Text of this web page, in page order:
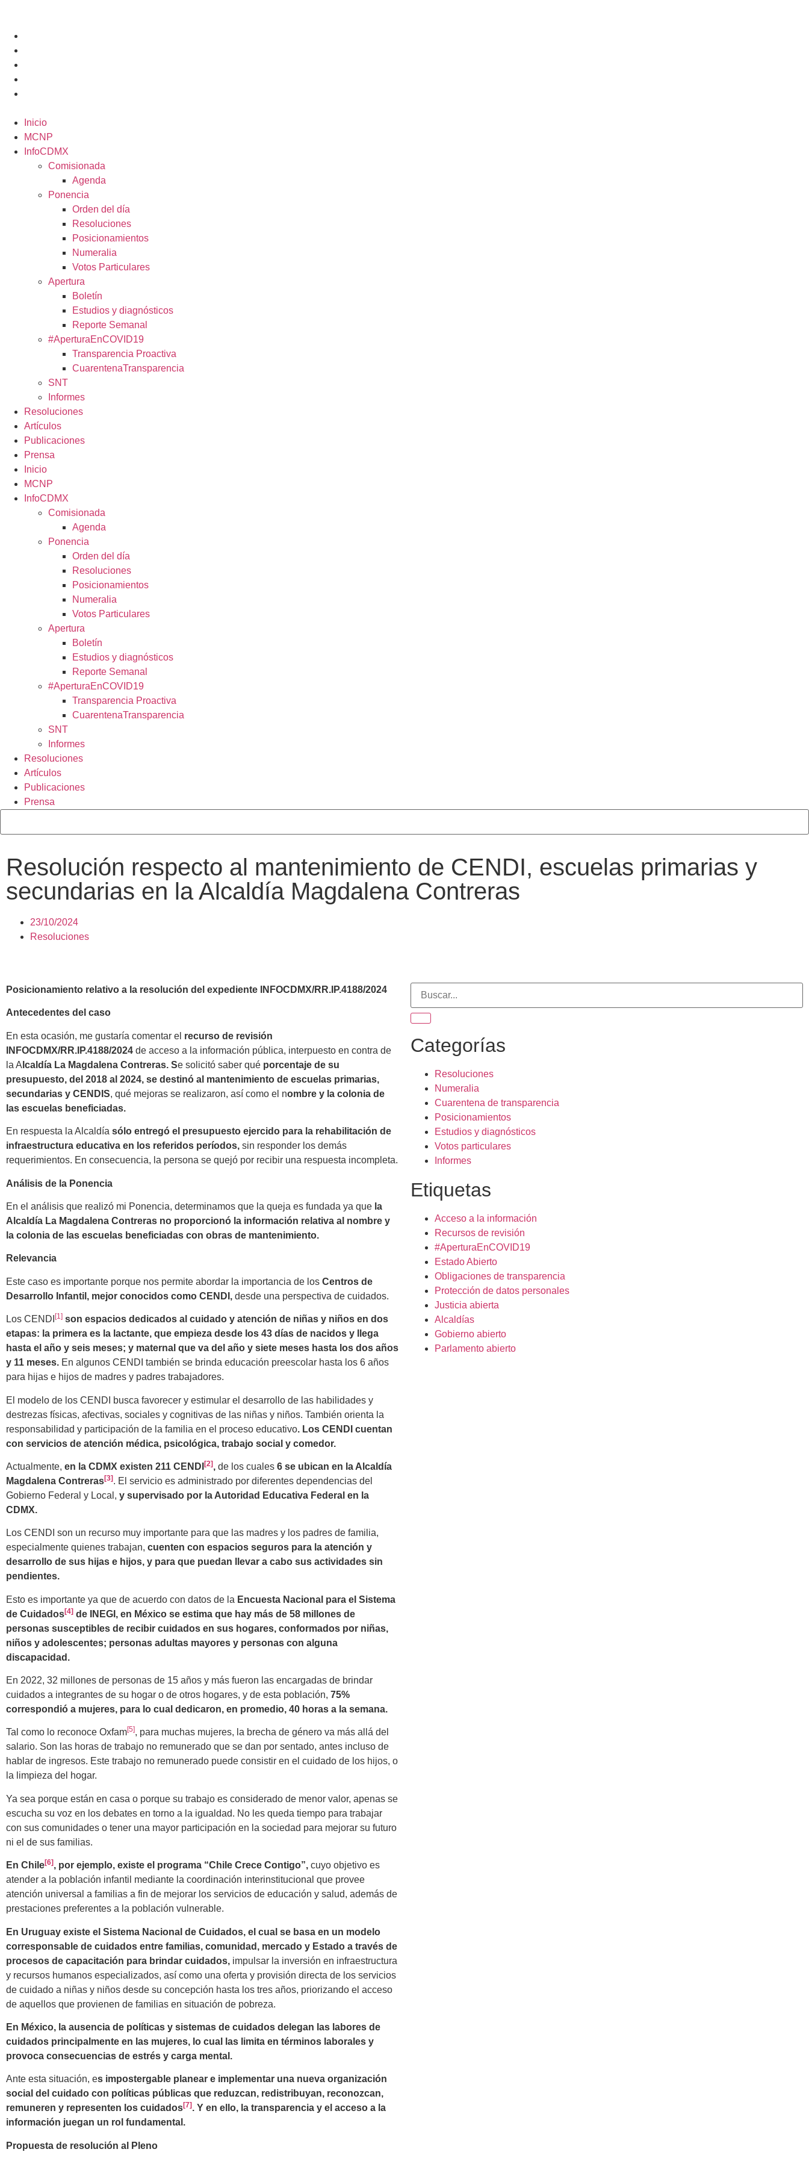
Inicio
MCNP
InfoCDMX
Comisionada
Agenda
Ponencia
Orden del día
Resoluciones
Posicionamientos
Numeralia
Votos Particulares
Apertura
Boletín
Estudios y diagnósticos
Reporte Semanal
#AperturaEnCOVID19
Transparencia Proactiva
CuarentenaTransparencia
SNT
Informes
Resoluciones
Artículos
Publicaciones
Prensa
Inicio
MCNP
InfoCDMX
Comisionada
Agenda
Ponencia
Orden del día
Resoluciones
Posicionamientos
Numeralia
Votos Particulares
Apertura
Boletín
Estudios y diagnósticos
Reporte Semanal
#AperturaEnCOVID19
Transparencia Proactiva
CuarentenaTransparencia
SNT
Informes
Resoluciones
Artículos
Publicaciones
Prensa
Resolución respecto al mantenimiento de CENDI, escuelas primarias y
secundarias en la Alcaldía Magdalena Contreras
23/10/2024
Resoluciones
Posicionamiento relativo a la resolución del expediente INFOCDMX/RR.IP.4188/2024
Antecedentes del caso
En esta ocasión, me gustaría comentar el recurso de revisión
INFOCDMX/RR.IP.4188/2024 de acceso a la información pública, interpuesto en contra de
la A lcaldía La Magdalena Contreras. Se solicitó saber qué porcentaje de su
presupuesto, del 2018 al 2024, se destinó al mantenimiento de escuelas primarias,
secundarias y CENDIS, qué mejoras se realizaron, así como el nombre y la colonia de
las escuelas beneficiadas.
En respuesta la Alcaldía sólo entregó el presupuesto ejercido para la rehabilitación de
infraestructura educativa en los referidos períodos, sin responder los demás
requerimientos. En consecuencia, la persona se quejó por recibir una respuesta incompleta.
Análisis de la Ponencia
En el análisis que realizó mi Ponencia, determinamos que la queja es fundada ya que la
Alcaldía La Magdalena Contreras no proporcionó la información relativa al nombre y
la colonia de las escuelas beneficiadas con obras de mantenimiento.
Relevancia
Este caso es importante porque nos permite abordar la importancia de los Centros de
Desarrollo Infantil, mejor conocidos como CENDI, desde una perspectiva de cuidados.
Los CENDI [1] son espacios dedicados al cuidado y atención de niñas y niños en dos
etapas: la primera es la lactante, que empieza desde los 43 días de nacidos y llega
hasta el año y seis meses; y maternal que va del año y siete meses hasta los dos años
y 11 meses. En algunos CENDI también se brinda educación preescolar hasta los 6 años
para hijas e hijos de madres y padres trabajadores.
El modelo de los CENDI busca favorecer y estimular el desarrollo de las habilidades y
destrezas físicas, afectivas, sociales y cognitivas de las niñas y niños. También orienta la
responsabilidad y participación de la familia en el proceso educativo. Los CENDI cuentan
con servicios de atención médica, psicológica, trabajo social y comedor.
Actualmente, en la CDMX existen 211 CENDI [2] , de los cuales 6 se ubican en la Alcaldía
Magdalena Contreras[3] . El servicio es administrado por diferentes dependencias del
Gobierno Federal y Local, y supervisado por la Autoridad Educativa Federal en la
CDMX.
Los CENDI son un recurso muy importante para que las madres y los padres de familia,
especialmente quienes trabajan, cuenten con espacios seguros para la atención y
desarrollo de sus hijas e hijos, y para que puedan llevar a cabo sus actividades sin
pendientes.
Esto es importante ya que de acuerdo con datos de la Encuesta Nacional para el Sistema
de Cuidados[4] de INEGI, en México se estima que hay más de 58 millones de
personas susceptibles de recibir cuidados en sus hogares, conformados por niñas,
niños y adolescentes; personas adultas mayores y personas con alguna
discapacidad.
En 2022, 32 millones de personas de 15 años y más fueron las encargadas de brindar
cuidados a integrantes de su hogar o de otros hogares, y de esta población, 75%
correspondió a mujeres, para lo cual dedicaron, en promedio, 40 horas a la semana.
Tal como lo reconoce Oxfam[5], para muchas mujeres, la brecha de género va más allá del
salario. Son las horas de trabajo no remunerado que se dan por sentado, antes incluso de
hablar de ingresos. Este trabajo no remunerado puede consistir en el cuidado de los hijos, o
la limpieza del hogar.
Ya sea porque están en casa o porque su trabajo es considerado de menor valor, apenas se
escucha su voz en los debates en torno a la igualdad. No les queda tiempo para trabajar
con sus comunidades o tener una mayor participación en la sociedad para mejorar su futuro
ni el de sus familias.
En Chile[6] , por ejemplo, existe el programa “Chile Crece Contigo”, cuyo objetivo es
atender a la población infantil mediante la coordinación interinstitucional que provee
atención universal a familias a fin de mejorar los servicios de educación y salud, además de
prestaciones preferentes a la población vulnerable.
En Uruguay existe el Sistema Nacional de Cuidados, el cual se basa en un modelo
corresponsable de cuidados entre familias, comunidad, mercado y Estado a través de
procesos de capacitación para brindar cuidados, impulsar la inversión en infraestructura
y recursos humanos especializados, así como una oferta y provisión directa de los servicios
de cuidado a niñas y niños desde su concepción hasta los tres años, priorizando el acceso
de aquellos que provienen de familias en situación de pobreza.
En México, la ausencia de políticas y sistemas de cuidados delegan las labores de
cuidados principalmente en las mujeres, lo cual las limita en términos laborales y
provoca consecuencias de estrés y carga mental.
Ante esta situación, es impostergable planear e implementar una nueva organización
social del cuidado con políticas públicas que reduzcan, redistribuyan, reconozcan,
remuneren y representen los cuidados[7] . Y en ello, la transparencia y el acceso a la
información juegan un rol fundamental.
Propuesta de resolución al Pleno
Categorías
Resoluciones
Numeralia
Cuarentena de transparencia
Posicionamientos
Estudios y diagnósticos
Votos particulares
Informes
Etiquetas
Acceso a la información
Recursos de revisión
#AperturaEnCOVID19
Estado Abierto
Obligaciones de transparencia
Protección de datos personales
Justicia abierta
Alcaldías
Gobierno abierto
Parlamento abierto